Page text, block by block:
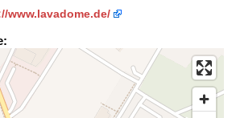
www.lavadome.de/